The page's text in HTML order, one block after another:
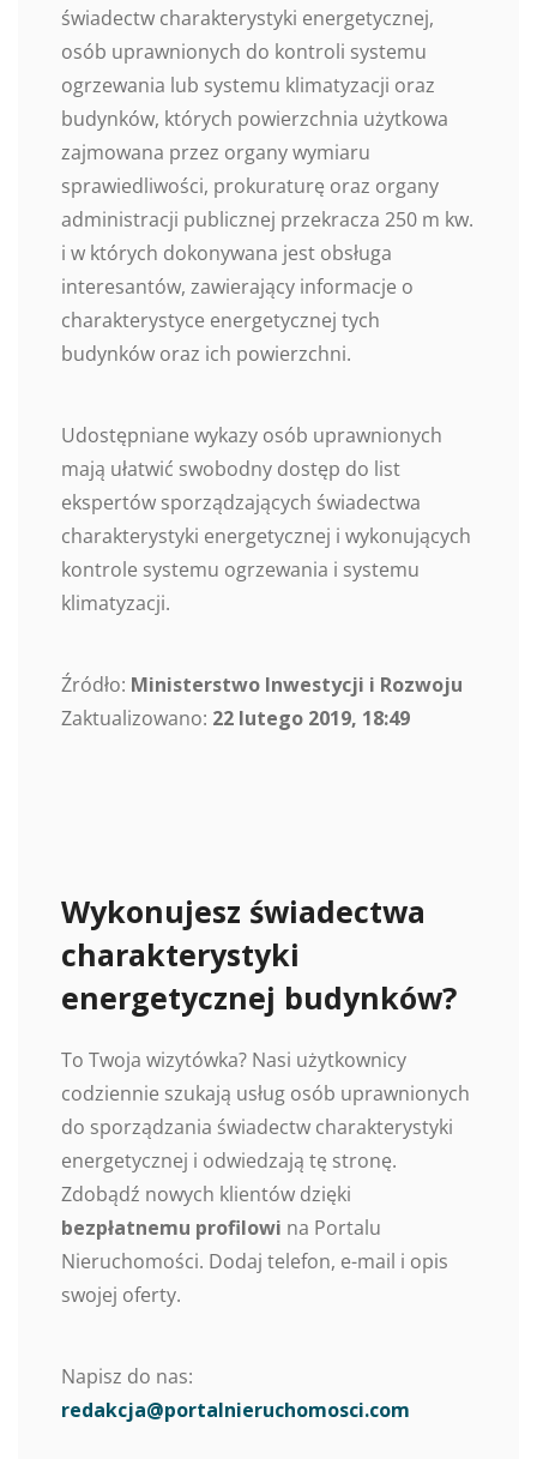
świadectw charakterystyki energetycznej,
osób uprawnionych do kontroli systemu
ogrzewania lub systemu klimatyzacji oraz
budynków, których powierzchnia użytkowa
zajmowana przez organy wymiaru
sprawiedliwości, prokuraturę oraz organy
administracji publicznej przekracza 250 m kw.
i w których dokonywana jest obsługa
interesantów, zawierający informacje o
charakterystyce energetycznej tych
budynków oraz ich powierzchni.
Udostępniane wykazy osób uprawnionych
mają ułatwić swobodny dostęp do list
ekspertów sporządzających świadectwa
charakterystyki energetycznej i wykonujących
kontrole systemu ogrzewania i systemu
klimatyzacji.
Źródło: Ministerstwo Inwestycji i Rozwoju
Zaktualizowano: 22 lutego 2019, 18:49
Wykonujesz świadectwa
charakterystyki
energetycznej budynków?
To Twoja wizytówka? Nasi użytkownicy
codziennie szukają usług osób uprawnionych
do sporządzania świadectw charakterystyki
energetycznej i odwiedzają tę stronę.
Zdobądź nowych klientów dzięki
bezpłatnemu profilowi na Portalu
Nieruchomości. Dodaj telefon, e-mail i opis
swojej oferty.
Napisz do nas:
redakcja@portalnieruchomosci.com